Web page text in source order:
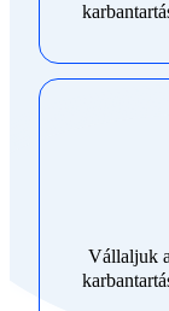
Vállaljuk